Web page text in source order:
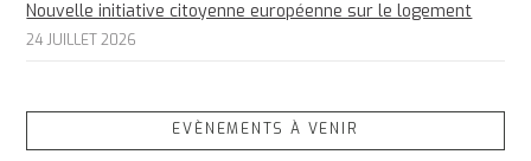
Nouvelle initiative citoyenne européenne sur le logement
24 JUILLET 2026
EVÈNEMENTS À VENIR